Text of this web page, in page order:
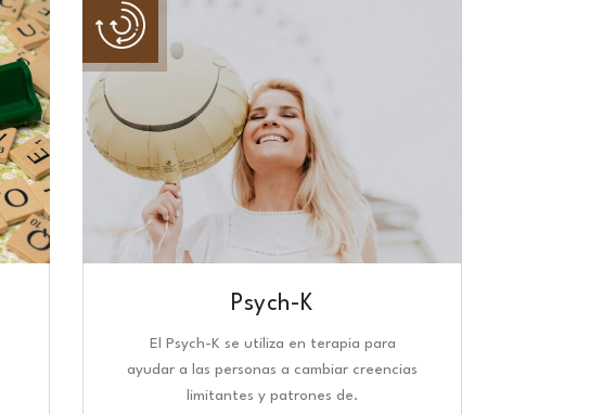
Psych-K
El Psych-K se utiliza en terapia para
ayudar a las personas a cambiar creencias
limitantes y patrones de.